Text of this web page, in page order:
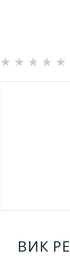
★
★
★
★
★
ВИК